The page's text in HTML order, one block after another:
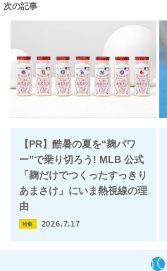
次の記事
【PR】酷暑の夏を“麹パワ
ー”で乗り切ろう! MLB 公式
「麹だけでつくったすっきり
あまさけ」にいま熱視線の理
由
特集 2026.7.17